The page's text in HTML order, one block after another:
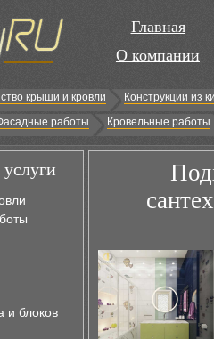
Главная
О компании
крыши и кровли
Конструкции из
работы Кровельные работы
и блоков